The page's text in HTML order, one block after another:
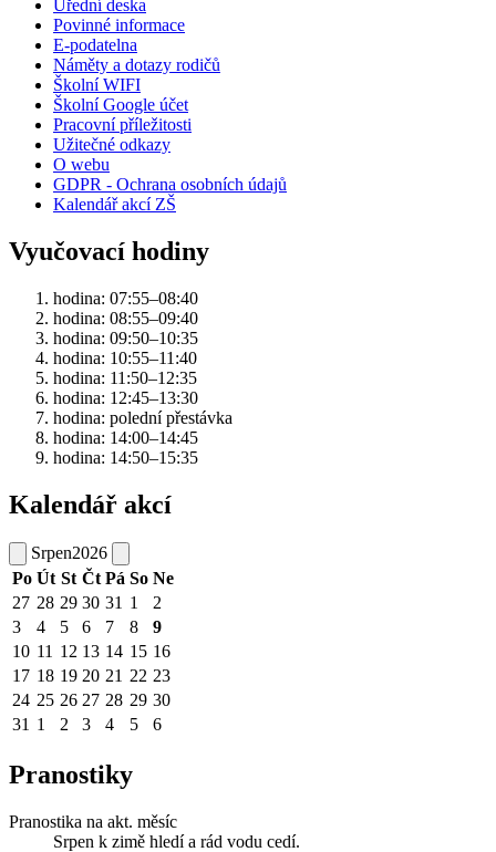
Úřední deska
Povinné informace
E-podatelna
Náměty a dotazy rodičů
Školní WIFI
Školní Google účet
Pracovní příležitosti
Užitečné odkazy
O webu
GDPR - Ochrana osobních údajů
Kalendář akcí ZŠ
Vyučovací hodiny
hodina: 07:55–08:40
hodina: 08:55–09:40
hodina: 09:50–10:35
hodina: 10:55–11:40
hodina: 11:50–12:35
hodina: 12:45–13:30
hodina: polední přestávka
hodina: 14:00–14:45
hodina: 14:50–15:35
Kalendář akcí
Srpen2026
Po Út St Čt Pá So Ne
27 28 29 30 31 1
2
3
4 5 6 7 8
9
10 11 12 13 14 15 16
17 18 19 20 21 22 23
24 25 26 27 28 29 30
31 1 2 3 4 5 6
Pranostiky
Pranostika na akt. měsíc
Srpen k zimě hledí a rád vodu cedí.